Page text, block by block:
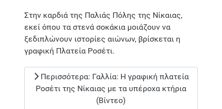
Στην καρδιά της Παλιάς Πόλης της Νίκαιας,
εκεί όπου τα στενά σοκάκια μοιάζουν να
ξεδιπλώνουν ιστορίες αιώνων, βρίσκεται η
γραφική Πλατεία Ροσέτι.
Περισσότερα: Γαλλία: Η γραφική πλατεία
Ροσέτι της Νίκαιας με τα υπέροχα κτήρια
(Βίντεο)